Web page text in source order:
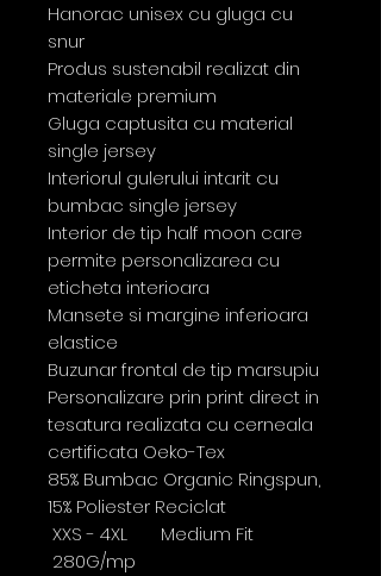
Hanorac unisex cu gluga cu
snur
Produs sustenabil realizat din
materiale premium
Gluga captusita cu material
single jersey
Interiorul gulerului intarit cu
bumbac single jersey
Interior de tip half moon care
permite personalizarea cu
eticheta interioara
Mansete si margine inferioara
elastice
Buzunar frontal de tip marsupiu
Personalizare prin print direct in
tesatura realizata cu cerneala
certificata Oeko-Tex
85% Bumbac Organic Ringspun,
15% Poliester Reciclat
XXS - 4XL Medium Fit
280G/mp